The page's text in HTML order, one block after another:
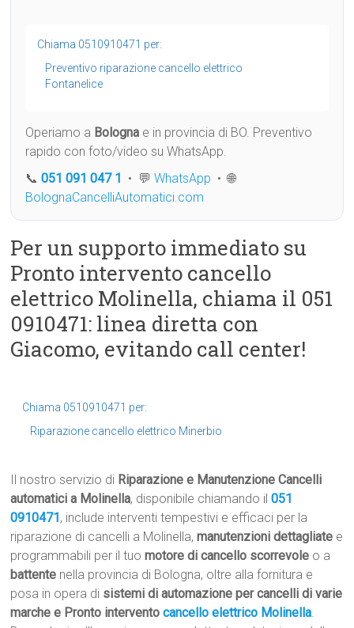
Chiama 0510910471 per:
Preventivo riparazione cancello elettrico
Fontanelice
Operiamo a Bologna e in provincia di BO. Preventivo
rapido con foto/video su WhatsApp.
📞051 091 047 1 • 💬WhatsApp • 🌐
BolognaCancelliAutomatici.com
Per un supporto immediato su
Pronto intervento cancello
elettrico Molinella, chiama il 051
0910471: linea diretta con
Giacomo, evitando call center!
Chiama 0510910471 per:
Riparazione cancello elettrico Minerbio
Il nostro servizio di Riparazione e Manutenzione Cancelli
automatici a Molinella, disponibile chiamando il051
0910471 , include interventi tempestivi e efficaci per la
riparazione di cancelli a Molinella,manutenzioni dettagliate e
programmabili per il tuo motore di cancello scorrevole o a
battente nella provincia di Bologna, oltre alla fornitura e
posa in opera di sistemi di automazione per cancelli di varie
marche e Pronto interventocancello elettrico Molinella.